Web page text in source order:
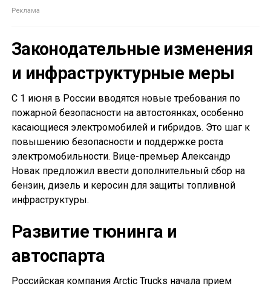
Законодательные изменения
и инфраструктурные меры
С 1 июня в России вводятся новые требования по
пожарной безопасности на автостоянках, особенно
касающиеся электромобилей и гибридов. Это шаг к
повышению безопасности и поддержке роста
электромобильности. Вице-премьер Александр
Новак предложил ввести дополнительный сбор на
бензин, дизель и керосин для защиты топливной
инфраструктуры.
Развитие тюнинга и
автоспарта
Российская компания Arctic Trucks начала прием